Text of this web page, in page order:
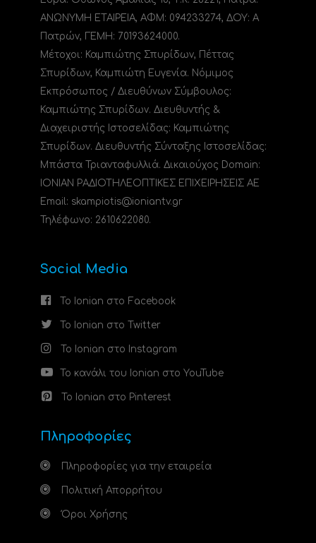
ΑΝΩΝΥΜΗ ΕΤΑΙΡΕΙΑ, ΑΦΜ: 094233274, ΔΟΥ: A
Πατρών, ΓΕΜΗ: 70193624000.
Μέτοχοι: Καμπιώτης Σπυρίδων, Πέττας
Σπυρίδων, Καμπιώτη Ευγενία. Νόμιμος
Εκπρόσωπος / Διευθύνων Σύμβουλος:
Καμπιώτης Σπυρίδων. Διευθυντής &
Διαχειριστής Ιστοσελίδας: Καμπιώτης
Σπυρίδων. Διευθυντής Σύνταξης Ιστοσελίδας:
Μπάστα Τριανταφυλλιά. Δικαιούχος Domain:
ΙΟΝΙΑΝ ΡΑΔΙΟΤΗΛΕΟΠΤΙΚΕΣ ΕΠΙΧΕΙΡΗΣΕΙΣ ΑΕ
Email: skampiotis@ioniantv.gr
Τηλέφωνο: 2610622080.
Social Media
Το Ionian στο Facebook
Το Ionian στο Twitter
Το Ionian στο Instagram
Το κανάλι του Ionian στο YouTube
Το Ionian στο Pinterest
Πληροφορίες
Πληροφορίες για την εταιρεία
Πολιτική Απορρήτου
Όροι Χρήσης